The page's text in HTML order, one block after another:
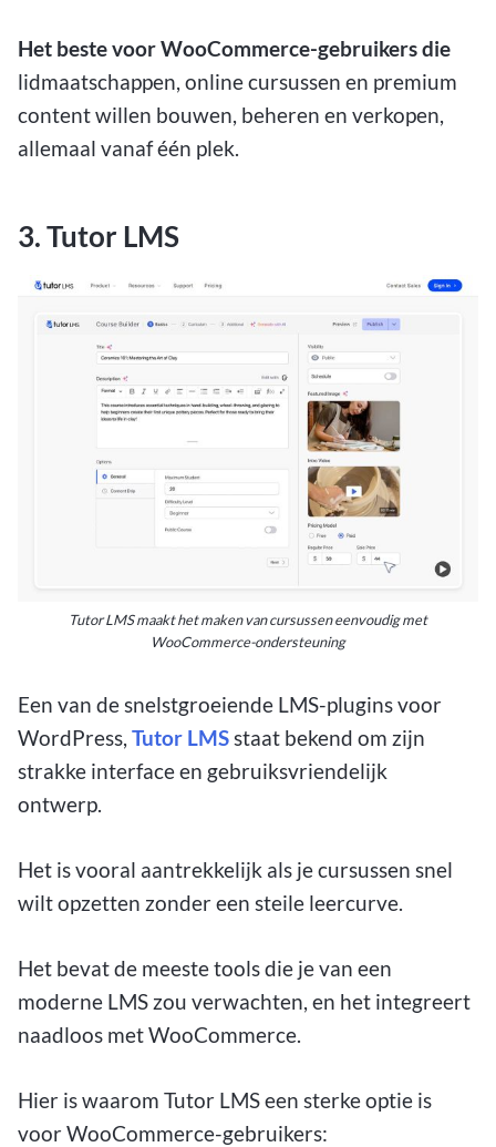
Het beste voor WooCommerce-gebruikers die
lidmaatschappen, online cursussen en premium
content willen bouwen, beheren en verkopen,
allemaal vanaf één plek.
3. Tutor LMS
Tutor LMS maakt het maken van cursussen eenvoudig met
WooCommerce-ondersteuning
Een van de snelstgroeiende LMS-plugins voor
WordPress, Tutor LMSstaat bekend om zijn
strakke interface en gebruiksvriendelijk
ontwerp.
Het is vooral aantrekkelijk als je cursussen snel
wilt opzetten zonder een steile leercurve.
Het bevat de meeste tools die je van een
moderne LMS zou verwachten, en het integreert
naadloos met WooCommerce.
Hier is waarom Tutor LMS een sterke optie is
voor WooCommerce-gebruikers: